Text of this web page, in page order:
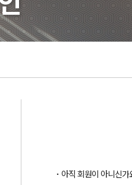
아직 회원이 아니신가